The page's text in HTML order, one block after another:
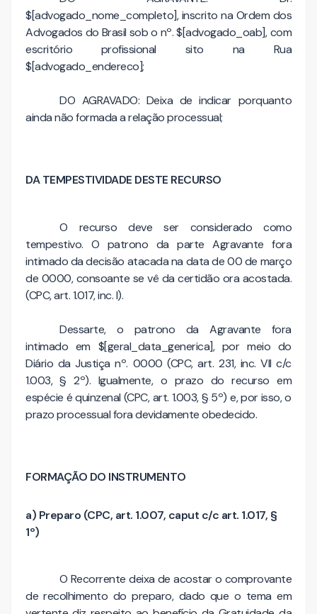
$[advogado_nome_completo], inscrito na Ordem dos
Advogados do Brasil sob o nº. $[advogado_oab], com
escritório profissional sito na Rua
$[advogado_endereco];
DO AGRAVADO: Deixa de indicar porquanto
ainda não formada a relação processual;
DA TEMPESTIVIDADE DESTE RECURSO
O recurso deve ser considerado como
tempestivo. O patrono da parte Agravante fora
intimado da decisão atacada na data de 00 de março
de 0000, consoante se vê da certidão ora acostada.
(CPC, art. 1.017, inc. I).
Dessarte, o patrono da Agravante fora
intimado em $[geral_data_generica], por meio do
Diário da Justiça nº. 0000 (CPC, art. 231, inc. VII c/c
1.003, § 2º). Igualmente, o prazo do recurso em
espécie é quinzenal (CPC, art. 1.003, § 5º) e, por isso, o
prazo processual fora devidamente obedecido.
FORMAÇÃO DO INSTRUMENTO
a) Preparo (CPC, art. 1.007, caput c/c art. 1.017, §
1º)
O Recorrente deixa de acostar o comprovante
de recolhimento do preparo, dado que o tema em